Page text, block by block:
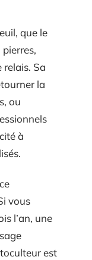
que le
relais. Sa
la
ou
à
vous
l’an, une
est